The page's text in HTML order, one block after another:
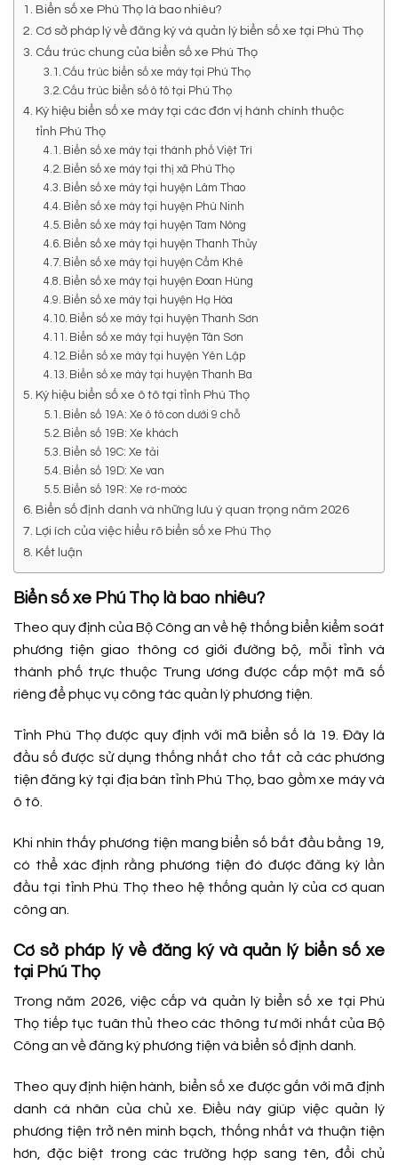
Biển số xe Phú Thọ là bao nhiêu?
Cơ sở pháp lý về đăng ký và quản lý biển số xe tại Phú Thọ
Cấu trúc chung của biển số xe Phú Thọ
Cấu trúc biển số xe máy tại Phú Thọ
Cấu trúc biển số ô tô tại Phú Thọ
Ký hiệu biển số xe máy tại các đơn vị hành chính thuộc
tỉnh Phú Thọ
Biển số xe máy tại thành phố Việt Trì
Biển số xe máy tại thị xã Phú Thọ
Biển số xe máy tại huyện Lâm Thao
Biển số xe máy tại huyện Phù Ninh
Biển số xe máy tại huyện Tam Nông
Biển số xe máy tại huyện Thanh Thủy
Biển số xe máy tại huyện Cẩm Khê
Biển số xe máy tại huyện Đoan Hùng
Biển số xe máy tại huyện Hạ Hòa
Biển số xe máy tại huyện Thanh Sơn
Biển số xe máy tại huyện Tân Sơn
Biển số xe máy tại huyện Yên Lập
Biển số xe máy tại huyện Thanh Ba
Ký hiệu biển số xe ô tô tại tỉnh Phú Thọ
Biển số 19A: Xe ô tô con dưới 9 chỗ
Biển số 19B: Xe khách
Biển số 19C: Xe tải
Biển số 19D: Xe van
Biển số 19R: Xe rơ-moóc
Biển số định danh và những lưu ý quan trọng năm 2026
Lợi ích của việc hiểu rõ biển số xe Phú Thọ
Kết luận
Biển số xe Phú Thọ là bao nhiêu?
Theo quy định của Bộ Công an về hệ thống biển kiểm soát
phương tiện giao thông cơ giới đường bộ, mỗi tỉnh và
thành phố trực thuộc Trung ương được cấp một mã số
riêng để phục vụ công tác quản lý phương tiện.
Tỉnh Phú Thọ được quy định với mã biển số là 19. Đây là
đầu số được sử dụng thống nhất cho tất cả các phương
tiện đăng ký tại địa bàn tỉnh Phú Thọ, bao gồm xe máy và
ô tô.
Khi nhìn thấy phương tiện mang biển số bắt đầu bằng 19,
có thể xác định rằng phương tiện đó được đăng ký lần
đầu tại tỉnh Phú Thọ theo hệ thống quản lý của cơ quan
công an.
Cơ sở pháp lý về đăng ký và quản lý biển số xe
tại Phú Thọ
Trong năm 2026, việc cấp và quản lý biển số xe tại Phú
Thọ tiếp tục tuân thủ theo các thông tư mới nhất của Bộ
Công an về đăng ký phương tiện và biển số định danh.
Theo quy định hiện hành, biển số xe được gắn với mã định
danh cá nhân của chủ xe. Điều này giúp việc quản lý
phương tiện trở nên minh bạch, thống nhất và thuận tiện
hơn, đặc biệt trong các trường hợp sang tên, đổi chủ